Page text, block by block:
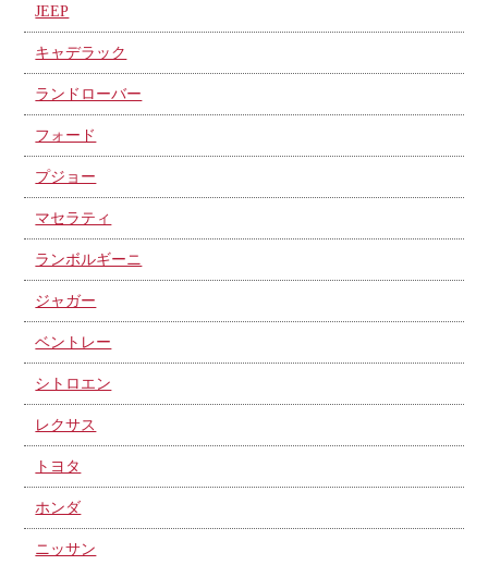
JEEP
キャデラック
ランドローバー
フォード
プジョー
マセラティ
ランボルギーニ
ジャガー
ベントレー
シトロエン
レクサス
トヨタ
ホンダ
ニッサン